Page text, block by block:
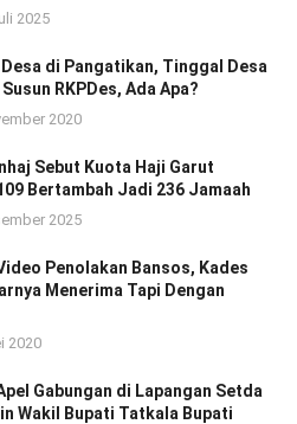
2025
di Pangatikan, Tinggal Desa
RKPDes, Ada Apa?
2020
Sebut Kuota Haji Garut
Bertambah Jadi 236 Jamaah
2025
Penolakan Bansos, Kades
Menerima Tapi Dengan
2020
Gabungan di Lapangan Setda
Wakil Bupati Tatkala Bupati